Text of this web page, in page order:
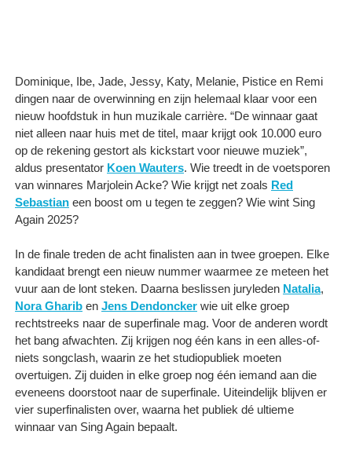
Dominique, Ibe, Jade, Jessy, Katy, Melanie, Pistice en Remi
dingen naar de overwinning en zijn helemaal klaar voor een
nieuw hoofdstuk in hun muzikale carrière. “De winnaar gaat
niet alleen naar huis met de titel, maar krijgt ook 10.000 euro
op de rekening gestort als kickstart voor nieuwe muziek”,
aldus presentator Koen Wauters. Wie treedt in de voetsporen
van winnares Marjolein Acke? Wie krijgt net zoals Red
Sebastian een boost om u tegen te zeggen? Wie wint Sing
Again 2025?
In de finale treden de acht finalisten aan in twee groepen. Elke
kandidaat brengt een nieuw nummer waarmee ze meteen het
vuur aan de lont steken. Daarna beslissen juryleden Natalia,
Nora Gharib en Jens Dendoncker wie uit elke groep
rechtstreeks naar de superfinale mag. Voor de anderen wordt
het bang afwachten. Zij krijgen nog één kans in een alles-of-
niets songclash, waarin ze het studiopubliek moeten
overtuigen. Zij duiden in elke groep nog één iemand aan die
eveneens doorstoot naar de superfinale. Uiteindelijk blijven er
vier superfinalisten over, waarna het publiek dé ultieme
winnaar van Sing Again bepaalt.